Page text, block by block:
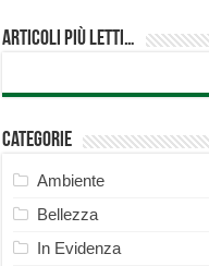
Articoli più Letti…
Categorie
Ambiente
Bellezza
In Evidenza